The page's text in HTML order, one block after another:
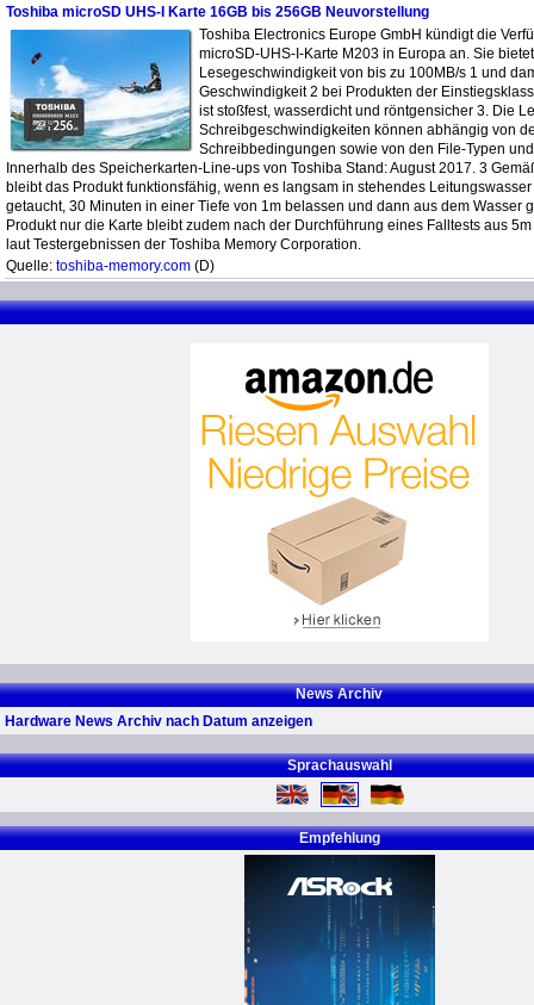
Toshiba microSD UHS-I Karte 16GB bis 256GB Neuvorstellung
Toshiba Electronics Europe GmbH kündigt die
microSD-UHS-I-Karte M203 in Europa an. Sie
Lesegeschwindigkeit von bis zu 100MB/s 1 und
Geschwindigkeit 2 bei Produkten der
ist stoßfest, wasserdicht und röntgensicher 3. Die
Schreibgeschwindigkeiten können abhängig von
Schreibbedingungen sowie von den File-Typen
Innerhalb des Speicherkarten-Line-ups von Toshiba Stand: August 2017. 3
bleibt das Produkt funktionsfähig, wenn es langsam in stehendes
getaucht, 30 Minuten in einer Tiefe von 1m belassen und dann aus dem Wasser
Produkt nur die Karte bleibt zudem nach der Durchführung eines Falltests aus
laut Testergebnissen der Toshiba Memory Corporation.
Quelle: toshiba-memory.com (D)
News Archiv
Hardware News Archiv nach Datum anzeigen
Sprachauswahl
Empfehlung